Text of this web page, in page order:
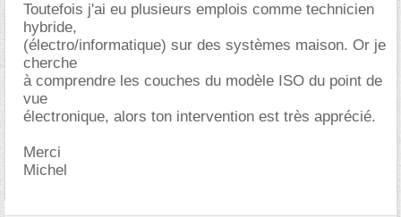
Toutefois j'ai eu plusieurs emplois comme technicien
hybride,
(électro/informatique) sur des systèmes maison. Or je
cherche
à comprendre les couches du modèle ISO du point de
vue
électronique, alors ton intervention est très apprécié.
Merci
Michel